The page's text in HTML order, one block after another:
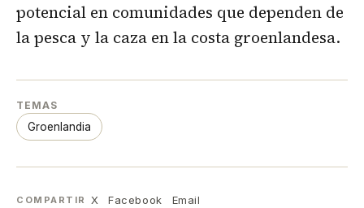
potencial en comunidades que dependen de
la pesca y la caza en la costa groenlandesa.
TEMAS
Groenlandia
COMPARTIR X Facebook Email